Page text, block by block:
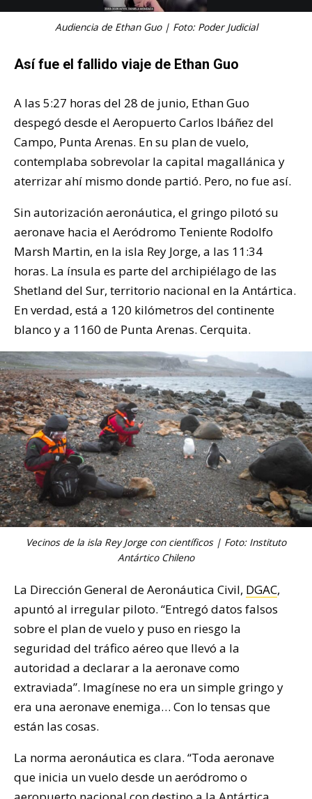
Audiencia de Ethan Guo | Foto: Poder Judicial
Así fue el fallido viaje de Ethan Guo
A las 5:27 horas del 28 de junio, Ethan Guo
despegó desde el Aeropuerto Carlos Ibáñez del
Campo, Punta Arenas. En su plan de vuelo,
contemplaba sobrevolar la capital magallánica y
aterrizar ahí mismo donde partió. Pero, no fue así.
Sin autorización aeronáutica, el gringo pilotó su
aeronave hacia el Aeródromo Teniente Rodolfo
Marsh Martin, en la isla Rey Jorge, a las 11:34
horas. La ínsula es parte del archipiélago de las
Shetland del Sur, territorio nacional en la Antártica.
En verdad, está a 120 kilómetros del continente
blanco y a 1160 de Punta Arenas. Cerquita.
Vecinos de la isla Rey Jorge con científicos | Foto: Instituto
Antártico Chileno
La Dirección General de Aeronáutica Civil, DGAC,
apuntó al irregular piloto. “Entregó datos falsos
sobre el plan de vuelo y puso en riesgo la
seguridad del tráfico aéreo que llevó a la
autoridad a declarar a la aeronave como
extraviada”. Imagínese no era un simple gringo y
era una aeronave enemiga… Con lo tensas que
están las cosas.
La norma aeronáutica es clara. “Toda aeronave
que inicia un vuelo desde un aeródromo o